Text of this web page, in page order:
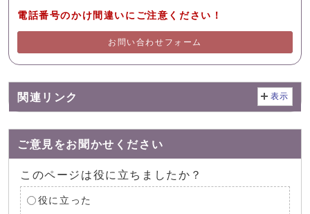
電話番号のかけ間違いにご注意ください！
お問い合わせフォーム
関連リンク 表示
ご意見をお聞かせください
このページは役に立ちましたか？
役に立った